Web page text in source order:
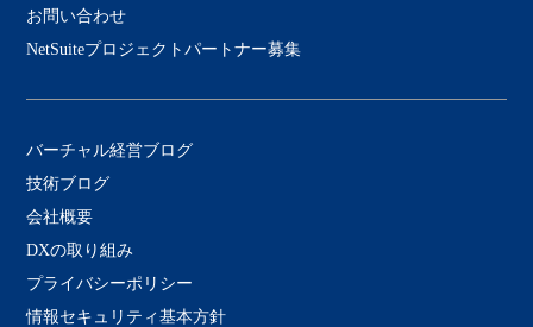
お問い合わせ
NetSuiteプロジェクトパートナー募集
バーチャル経営ブログ
技術ブログ
会社概要
DXの取り組み
プライバシーポリシー
情報セキュリティ基本方針